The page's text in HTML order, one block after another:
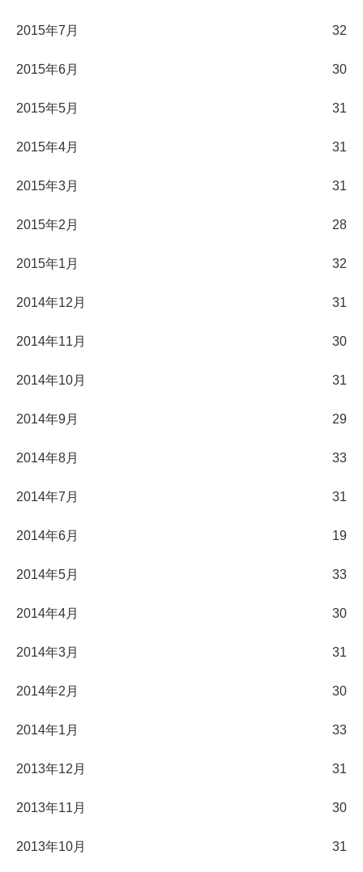
2015年7月 32
2015年6月 30
2015年5月 31
2015年4月 31
2015年3月 31
2015年2月 28
2015年1月 32
2014年12月 31
2014年11月 30
2014年10月 31
2014年9月 29
2014年8月 33
2014年7月 31
2014年6月 19
2014年5月 33
2014年4月 30
2014年3月 31
2014年2月 30
2014年1月 33
2013年12月 31
2013年11月 30
2013年10月 31